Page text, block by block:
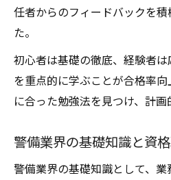
任者からのフィードバックを
た。
初心者は基礎の徹底、経験者
を重点的に学ぶことが合格率
に合った勉強法を見つけ、計画
警備業界の基礎知識と資
警備業界の基礎知識として、